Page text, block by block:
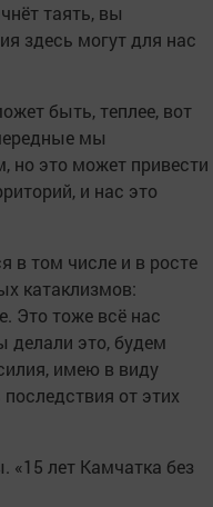
таять, вы
здесь могут для нас
быть, теплее, вот
мы
но это может привести
и нас это
в том числе и в росте
катаклизмов:
Это тоже всё нас
делали это, будем
имею в виду
от этих
лет Камчатка без